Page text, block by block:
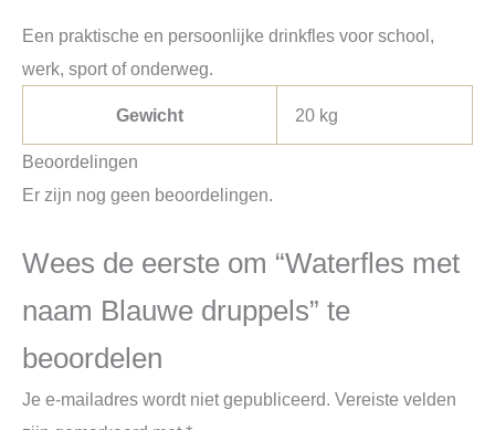
Een praktische en persoonlijke drinkfles voor school,
werk, sport of onderweg.
Gewicht 20 kg
Beoordelingen
Er zijn nog geen beoordelingen.
Wees de eerste om “Waterfles met
naam Blauwe druppels” te
beoordelen
Je e-mailadres wordt niet gepubliceerd. Vereiste velden